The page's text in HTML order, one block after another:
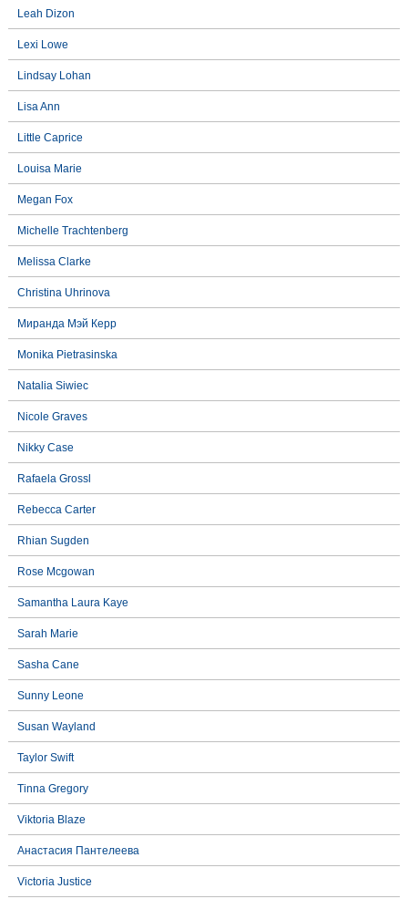
Leah Dizon
Lexi Lowe
Lindsay Lohan
Lisa Ann
Little Caprice
Louisa Marie
Megan Fox
Michelle Trachtenberg
Melissa Clarke
Christina Uhrinova
Миранда Мэй Керр
Monika Pietrasinska
Natalia Siwiec
Nicole Graves
Nikky Case
Rafaela Grossl
Rebecca Carter
Rhian Sugden
Rose Mcgowan
Samantha Laura Kaye
Sarah Marie
Sasha Cane
Sunny Leone
Susan Wayland
Taylor Swift
Tinna Gregory
Viktoria Blaze
Анастасия Пантелеева
Victoria Justice